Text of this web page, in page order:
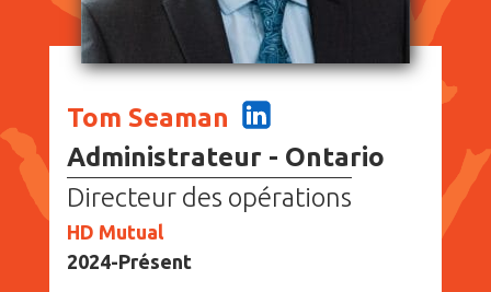
Tom Seaman
Administrateur - Ontario
Directeur des opérations
HD Mutual
2024-Présent